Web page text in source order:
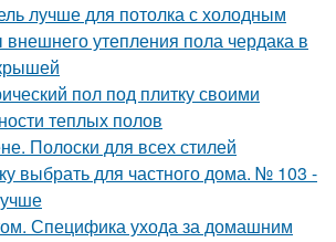
лучше для потолка с холодным
утепления пола чердака в
пол под плитку своими
теплых полов
Полоски для всех стилей
выбрать для частного дома. № 103 -
Специфика ухода за домашним